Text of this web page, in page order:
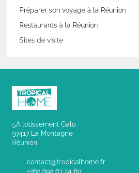
Préparer son voyage à la Réunion
Restaurants à la Réunion
Sites de visite
5A lotissement Galo
97417 La Montagne
Réunion
contact@tropicalhome.fr
+262 692 67 24 60